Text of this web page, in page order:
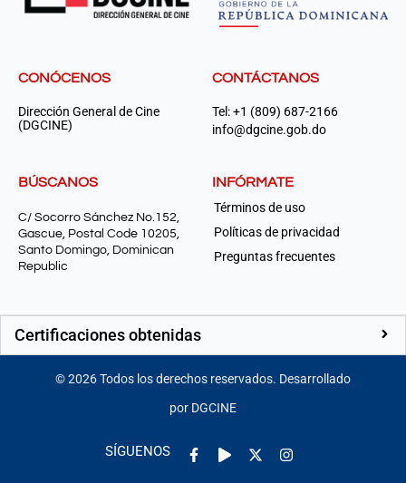
CONÓCENOS
Dirección General de Cine
(DGCINE)
CONTÁCTANOS
Tel: +1 (809) 687-2166
info@dgcine.gob.do
BÚSCANOS
C/ Socorro Sánchez No.152,
Gascue, Postal Code 10205,
Santo Domingo, Dominican
Republic
INFÓRMATE
Términos de uso
Políticas de privacidad
Preguntas frecuentes
Certificaciones obtenidas
©2026Todos los derechos reservados. Desarrollado
por DGCINE
SÍGUENOS
Facebook-
f
Play Instagram